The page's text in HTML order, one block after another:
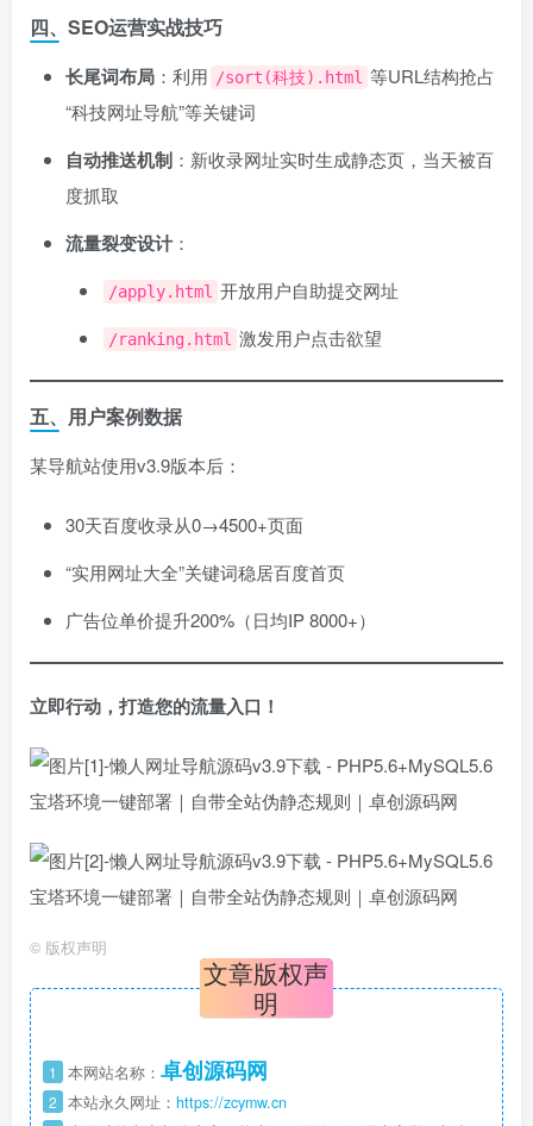
四、SEO运营实战技巧
长尾词布局 ：利用 /sort(科技).html 等URL结构抢占
“科技网址导航”等关键词
自动推送机制 ：新收录网址实时生成静态页，当天被百
度抓取
流量裂变设计：
/apply.html 开放用户自助提交网址
/ranking.html 激发用户点击欲望
五、用户案例数据
某导航站使用v3.9版本后：
30天百度收录从0→4500+页面
“实用网址大全”关键词稳居百度首页
广告位单价提升200%（日均IP 8000+）
立即行动，打造您的流量入口！​
© 版权声明
文章版权声
明
1 本网站名称： 卓创源码网
2 本站永久网址： https://zcymw.cn